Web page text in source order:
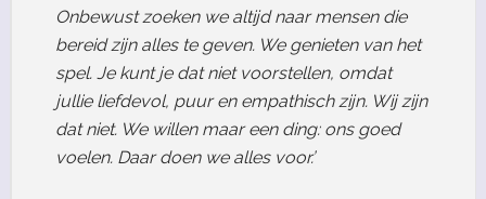
Onbewust zoeken we altijd naar mensen die
bereid zijn alles te geven. We genieten van het
spel. Je kunt je dat niet voorstellen, omdat
jullie liefdevol, puur en empathisch zijn. Wij zijn
dat niet. We willen maar een ding: ons goed
voelen. Daar doen we alles voor.’